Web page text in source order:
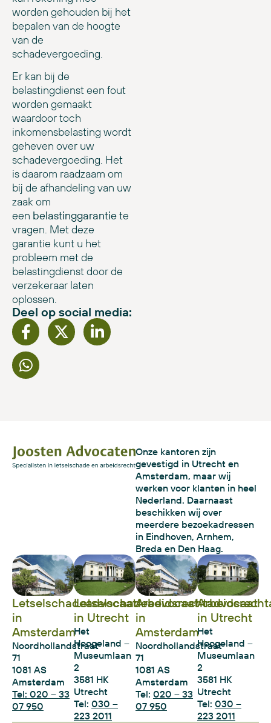
worden gehouden bij het
bepalen van de hoogte
van de
schadevergoeding.
Er kan bij de
belastingdienst een fout
worden gemaakt
waardoor toch
inkomensbelasting wordt
geheven over uw
schadevergoeding. Het
is daarom raadzaam om
bij de afhandeling van uw
zaak om
een belastinggarantiete
vragen. Met deze
garantie kunt u het
probleem met de
belastingdienst door de
verzekeraar laten
oplossen.
Deel op social media:
Onze kantoren zijn
gevestigd in Utrecht en
Amsterdam, maar wij
werken voor klanten in heel
Nederland. Daarnaast
beschikken wij over
meerdere bezoekadressen
in Eindhoven, Arnhem,
Breda en Den Haag.
Letselschadeadvocaat
in
Amsterdam
Noordhollandstraat
71
1081 AS
Amsterdam
Tel: 020 – 33
07 950
Letselschadeadvocaat
in Utrecht
Het
Hoogeland –
Museumlaan
2
3581 HK
Utrecht
Tel: 030 –
223 2011
Arbeidsrechtadvocaat
in
Amsterdam
Noordhollandstraat
71
1081 AS
Amsterdam
Tel: 020 – 33
07 950
in Utrecht
Het
Hoogeland –
Museumlaan
2
3581 HK
Utrecht
Tel: 030 –
223 2011